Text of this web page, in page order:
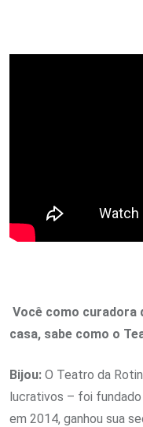
Você como curadora
casa, sabe como o
Bijou: O Teatro da
lucrativos – foi
em 2014, ganhou sua